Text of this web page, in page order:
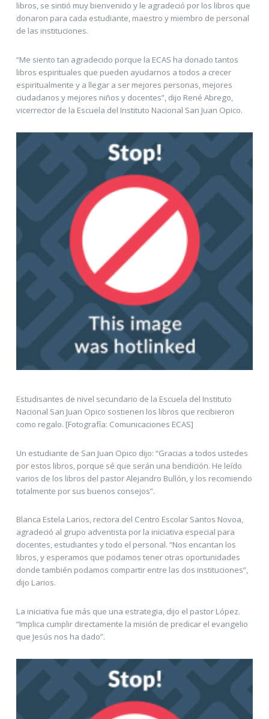
libros, se sintió muy bienvenido y le agradeció por los libros que
donaron para cada estudiante, maestro y miembro de personal
de las instituciones.
“Me siento tan agradecido porque la ECAS ha donado tantos
libros espirituales que pueden ayudarnos a todos a crecer
espiritualmente y a llegar a ser mejores personas, mejores
ciudadanos y mejores niños y docentes”, dijo René Abrego,
vicerrector de la Escuela del Instituto Nacional San Juan Opico.
Estudisantes de nivel secundario de la Escuela del Instituto
Nacional San Juan Opico sostienen los libros que recibieron
como regalo. [Fotografía: Comunicaciones ECAS]
Un estudiante de San Juan Opico dijo: “Gracias a todos ustedes
por estos libros, porque sé que serán una bendición. He leído
varios de los libros del pastor Alejandro Bullón, y los recomiendo
totalmente por sus buenos consejos”.
Blanca Estela Larios, rectora del Centro Escolar Santos Novoa,
agradeció al grupo adventista por la iniciativa especial para
docentes, estudiantes y todo el personal. “Nos encantan los
libros, y esperamos que podamos tener otras oportunidades
donde también podamos compartir entre las dos instituciones”,
dijo Larios.
La iniciativa fue más que una estrategia, dijo el pastor López.
“Implica cumplir directamente la misión de predicar el evangelio
que Jesús nos ha dado”.